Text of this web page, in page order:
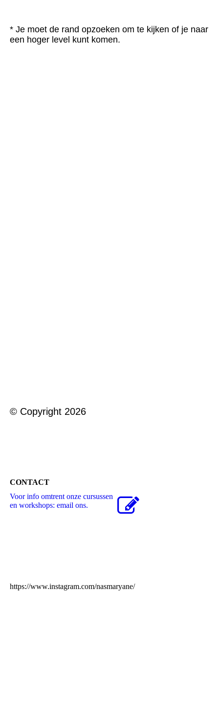
* Je moet de rand opzoeken om te kijken of je naar
een hoger level kunt komen.
© Copyright 2026
CONTACT
Voor info omtrent onze cursussen
en workshops: email ons.
https://www.instagram.com/nasmaryane/